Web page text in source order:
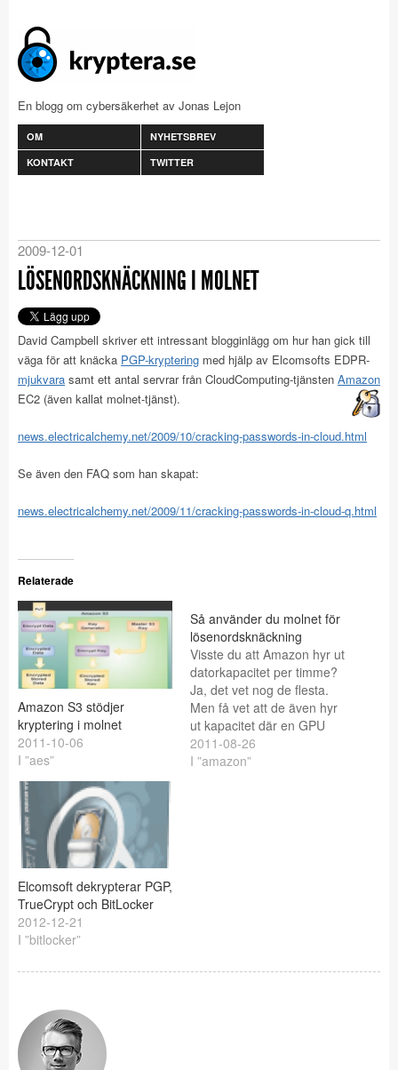
En blogg om cybersäkerhet av Jonas Lejon
OM
NYHETSBREV
KONTAKT
TWITTER
2009-12-01
LÖSENORDSKNÄCKNING I MOLNET
David Campbell skriver ett intressant blogginlägg om hur han gick till
väga för att knäcka PGP-kryptering med hjälp av Elcomsofts EDPR-
mjukvara samt ett antal servrar från CloudComputing-tjänsten Amazon
EC2 (även kallat molnet-tjänst).
news.electricalchemy.net/2009/10/cracking-passwords-in-cloud.html
Se även den FAQ som han skapat:
news.electricalchemy.net/2009/11/cracking-passwords-in-cloud-q.html
Relaterade
Amazon S3 stödjer
kryptering i molnet
2011-10-06
I ”aes”
Så använder du molnet för
lösenordsknäckning
Visste du att Amazon hyr ut
datorkapacitet per timme?
Ja, det vet nog de flesta.
Men få vet att de även hyr
ut kapacitet där en GPU
(läs kraftfullt grafikkort)
ingår. Från 2$ per timme
2011-08-26
I ”amazon”
Elcomsoft dekrypterar PGP,
TrueCrypt och BitLocker
2012-12-21
I ”bitlocker”